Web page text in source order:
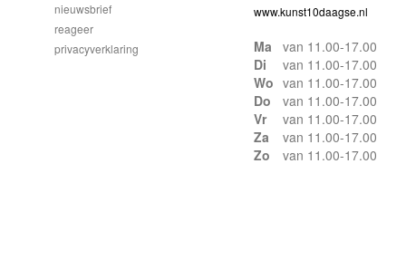
www.kunst10daagse.nl
Ma
van 11.00-17.00
Di
van 11.00-17.00
Wo van 11.00-17.00
Do
van 11.00-17.00
Vr
van 11.00-17.00
Za
van 11.00-17.00
Zo
van 11.00-17.00
nieuwsbrief
reageer
privacyverklaring